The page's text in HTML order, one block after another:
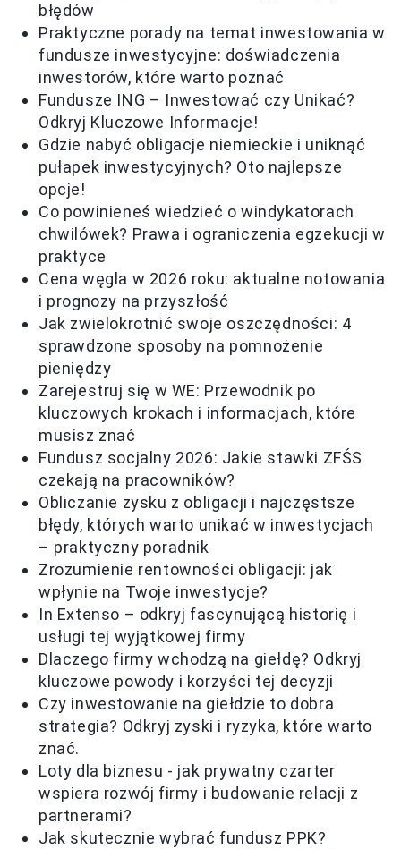
błędów
Praktyczne porady na temat inwestowania w
fundusze inwestycyjne: doświadczenia
inwestorów, które warto poznać
Fundusze ING – Inwestować czy Unikać?
Odkryj Kluczowe Informacje!
Gdzie nabyć obligacje niemieckie i uniknąć
pułapek inwestycyjnych? Oto najlepsze
opcje!
Co powinieneś wiedzieć o windykatorach
chwilówek? Prawa i ograniczenia egzekucji w
praktyce
Cena węgla w 2026 roku: aktualne notowania
i prognozy na przyszłość
Jak zwielokrotnić swoje oszczędności: 4
sprawdzone sposoby na pomnożenie
pieniędzy
Zarejestruj się w WE: Przewodnik po
kluczowych krokach i informacjach, które
musisz znać
Fundusz socjalny 2026: Jakie stawki ZFŚS
czekają na pracowników?
Obliczanie zysku z obligacji i najczęstsze
błędy, których warto unikać w inwestycjach
– praktyczny poradnik
Zrozumienie rentowności obligacji: jak
wpłynie na Twoje inwestycje?
In Extenso – odkryj fascynującą historię i
usługi tej wyjątkowej firmy
Dlaczego firmy wchodzą na giełdę? Odkryj
kluczowe powody i korzyści tej decyzji
Czy inwestowanie na giełdzie to dobra
strategia? Odkryj zyski i ryzyka, które warto
znać.
Loty dla biznesu - jak prywatny czarter
wspiera rozwój firmy i budowanie relacji z
partnerami?
Jak skutecznie wybrać fundusz PPK?